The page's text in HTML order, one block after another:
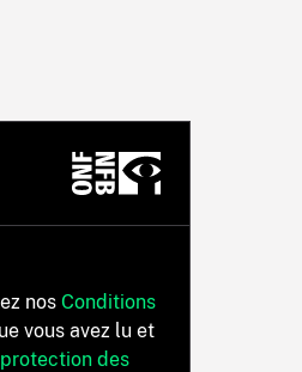
nos Conditions
vous avez lu et
des